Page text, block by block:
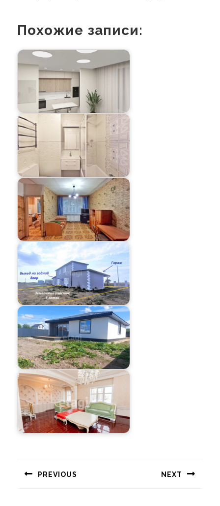
Похожие записи:
записям
PREVIOUS NEXT